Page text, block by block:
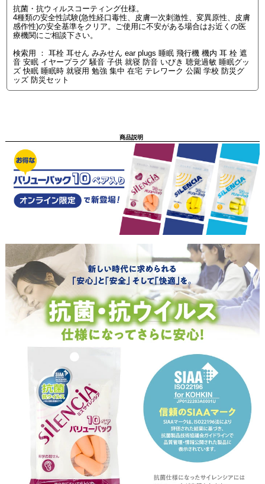
抗菌・抗ウィルスコーティング仕様。
4種類の安全性試験(急性経口毒性、皮膚一次刺激性、変異原性、皮膚
感作性)の安全基準をクリア。ご使用に不安がある場合はお近くの医
療機関にご相談下さい。
検索用 ： 耳栓 耳せん みみせん ear plugs 睡眠 飛行機 機内 耳 栓 遮
音 安眠 イヤープラグ 騒音 子供 就寝 防音 いびき 聴覚過敏 睡眠グッ
ズ 快眠 睡眠時 就寝用 勉強 集中 在宅 テレワーク 公園 学校 防災グ
ッズ 防災セット
商品説明